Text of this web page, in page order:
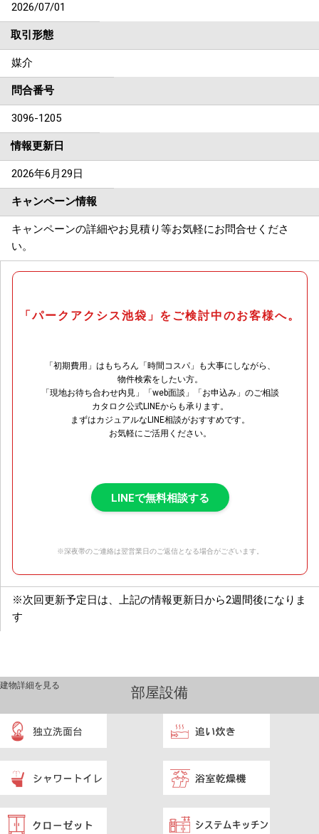
2026/07/01
取引形態
媒介
問合番号
3096-1205
情報更新日
2026年6月29日
キャンペーン情報
キャンペーンの詳細やお見積り等お気軽にお問合せくださ
い。
「パークアクシス池袋」をご検討中のお客様へ。
「初期費用」はもちろん「時間コスパ」も大事にしながら、
物件検索をしたい方。
「現地お待ち合わせ内見」「web面談」「お申込み」のご相談
カタロク公式LINEからも承ります。
まずはカジュアルなLINE相談がおすすめです。
お気軽にご活用ください。
LINEで無料相談する
※深夜帯のご連絡は翌営業日のご返信となる場合がございます。
※次回更新予定日は、上記の情報更新日から2週間後になりま
す
部屋設備
建物詳細を見る